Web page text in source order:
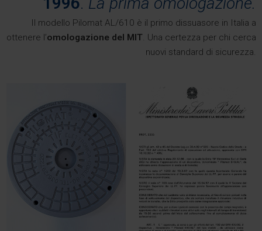
Il modello Pilomat AL/610 è il primo dissuasore in Italia a
ottenere l’omologazione del MIT. Una certezza per chi cerca
nuovi standard di sicurezza.